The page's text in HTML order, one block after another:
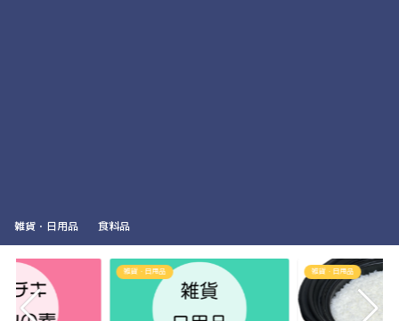
雑貨・日用品 食料品
雑貨・日用品 雑貨・日用品